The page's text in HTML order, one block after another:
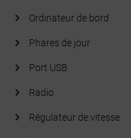
Ordinateur de bord
Phares de jour
Port USB
Radio
Régulateur de vitesse